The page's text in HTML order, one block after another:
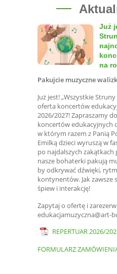
Już
na
Pakujcie muzyczne
Już jest! „Wszystkie
oferta koncertów
2026/2027! Zapraszamy
koncertów edukacyjnych
w którym razem z Panią
Emilką dzieci wyruszą w
po najdalszych
nasze bohaterki pakują
by odkrywać dźwięki,
kontynentów. Jak zawsze
śpiew i interakcję!
Zapytaj o ofertę i
edukacjamuzyczna@art-
REPERTUAR 2026/
FORMULARZ